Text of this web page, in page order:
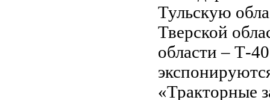
Тульскую
Тверской
области – Т-
«Тракторные